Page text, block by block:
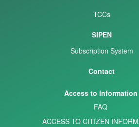
TCCs
SIPEN
Subscription System
Contact
Access to Information
FAQ
ACCESS TO CITIZEN